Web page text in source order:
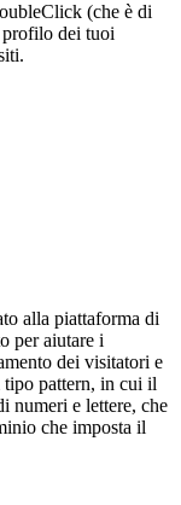
(che è di
dei tuoi
alla piattaforma di
per aiutare i
dei visitatori e
tipo pattern, in cui il
numeri e lettere, che
che imposta il